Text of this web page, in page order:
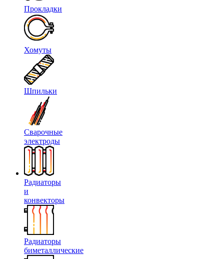
Прокладки
Хомуты
Шпильки
Сварочные
электроды
Радиаторы
и
конвекторы
Радиаторы
биметаллические